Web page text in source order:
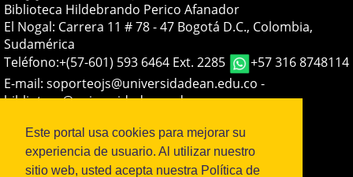
Este portal usa cookies para mejorar su
experiencia de usuario. Al utilizar nuestro
sitio web, usted acepta nuestra Política de
Biblioteca Hildebrando Perico Afanador
El Nogal: Carrera 11 # 78 - 47 Bogotá D.C., Colombia,
Sudamérica
Teléfono:+(57-601) 593 6464 Ext. 2285
+57 316 8748114
E-mail: soporteojs@universidadean.edu.co -
biblioteca@universidadean.edu.co
Sistema OJS - Metabiblioteca |